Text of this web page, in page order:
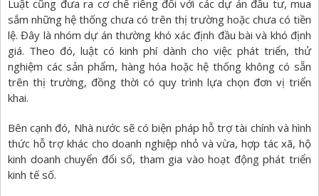
Luật cũng đưa ra cơ chế riêng đối với các dự án đầu tư, mua
sắm những hệ thống chưa có trên thị trường hoặc chưa có tiền
lệ. Đây là nhóm dự án thường khó xác định đầu bài và khó định
giá. Theo đó, luật có kinh phí dành cho việc phát triển, thử
nghiệm các sản phẩm, hàng hóa hoặc hệ thống không có sẵn
trên thị trường, đồng thời có quy trình lựa chọn đơn vị triển
khai.
Bên cạnh đó, Nhà nước sẽ có biện pháp hỗ trợ tài chính và hình
thức hỗ trợ khác cho doanh nghiệp nhỏ và vừa, hợp tác xã, hộ
kinh doanh chuyển đổi số, tham gia vào hoạt động phát triển
kinh tế số.